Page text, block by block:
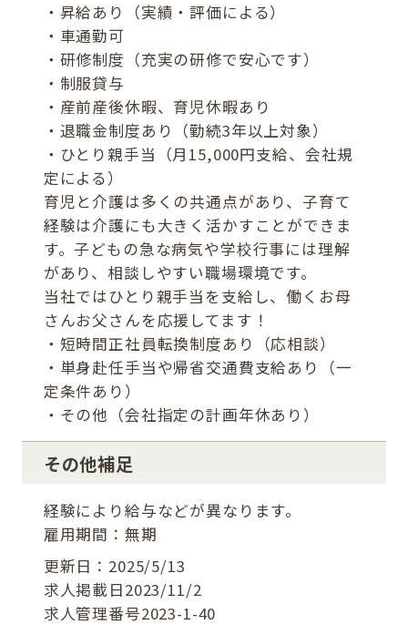
・昇給あり（実績・評価による）
・車通勤可
・研修制度（充実の研修で安心です）
・制服貸与
・産前産後休暇、育児休暇あり
・退職金制度あり（勤続3年以上対象）
・ひとり親手当（月15,000円支給、会社規
定による）
育児と介護は多くの共通点があり、子育て
経験は介護にも大きく活かすことができま
す。子どもの急な病気や学校行事には理解
があり、相談しやすい職場環境です。
当社ではひとり親手当を支給し、働くお母
さんお父さんを応援してます！
・短時間正社員転換制度あり（応相談）
・単身赴任手当や帰省交通費支給あり（一
定条件あり）
・その他（会社指定の計画年休あり）
その他補足
経験により給与などが異なります。
雇用期間：無期
更新日：2025/5/13
求人掲載日2023/11/2
求人管理番号2023-1-40